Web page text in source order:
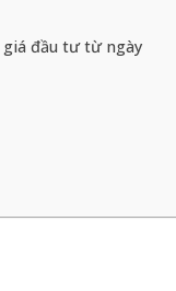
giá đầu tư từ ngày